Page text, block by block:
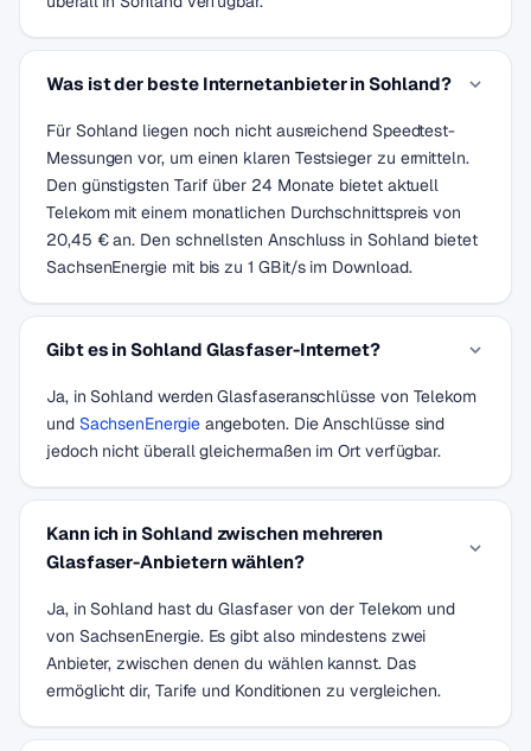
Was ist der beste Internetanbieter in Sohland?
Für Sohland liegen noch nicht ausreichend Speedtest-
Messungen vor, um einen klaren Testsieger zu ermitteln.
Den günstigsten Tarif über 24 Monate bietet aktuell
Telekom mit einem monatlichen Durchschnittspreis von
20,45 € an. Den schnellsten Anschluss in Sohland bietet
SachsenEnergie mit bis zu 1 GBit/s im Download.
Gibt es in Sohland Glasfaser-Internet?
Ja, in Sohland werden Glasfaseranschlüsse von Telekom
und SachsenEnergieangeboten. Die Anschlüsse sind
jedoch nicht überall gleichermaßen im Ort verfügbar.
Kann ich in Sohland zwischen mehreren
Glasfaser-Anbietern wählen?
Ja, in Sohland hast du Glasfaser von der Telekom und
von SachsenEnergie. Es gibt also mindestens zwei
Anbieter, zwischen denen du wählen kannst. Das
ermöglicht dir, Tarife und Konditionen zu vergleichen.